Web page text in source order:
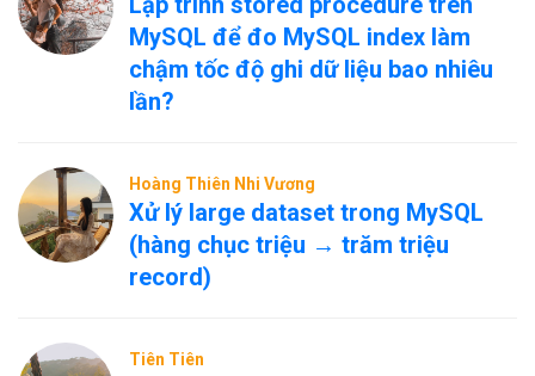
MySQL để đo MySQL index làm
chậm tốc độ ghi dữ liệu bao nhiêu
lần?
Hoàng Thiên Nhi Vương
Xử lý large dataset trong MySQL
(hàng chục triệu → trăm triệu
record)
Tiên Tiên